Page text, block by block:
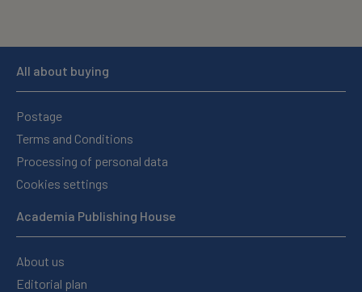
All about buying
Postage
Terms and Conditions
Processing of personal data
Cookies settings
Academia Publishing House
About us
Editorial plan